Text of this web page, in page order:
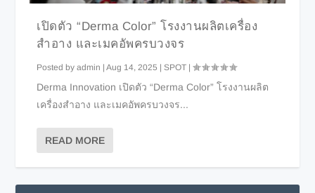
เปิดตัว “Derma Color” โรงงานผลิตเครื่อง
สำอาง และเมคอัพครบวงจร
Posted byadmin |Aug 14, 2025 |SPOT |
Derma Innovation เปิดตัว “Derma Color” โรงงานผลิต
เครื่องสำอาง และเมคอัพครบวงจร...
READ MORE